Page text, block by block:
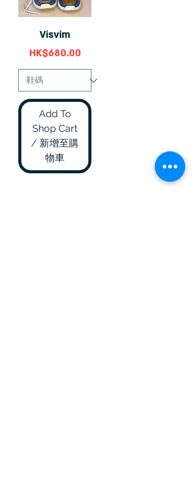
Visvim
價格
HK$680.00
Add To
Shop Cart
/ 新增至購
物車